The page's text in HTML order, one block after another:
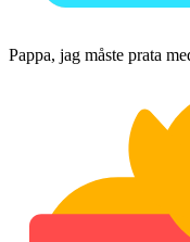
Pappa, jag måste prata